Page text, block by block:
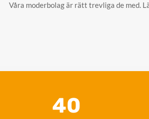
Våra moderbolag är rätt trevliga de med.
40